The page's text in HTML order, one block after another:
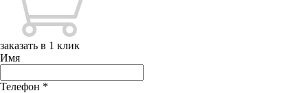
заказать в 1 клик
Имя
Телефон *